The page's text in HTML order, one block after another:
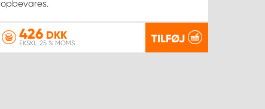
opbevares.
426 DKK
EKSKL. 25 % MOMS TILFØJ